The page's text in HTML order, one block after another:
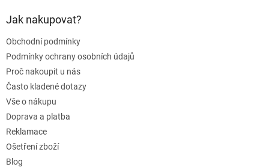
Jak nakupovat?
Obchodní podmínky
Podmínky ochrany osobních údajů
Proč nakoupit u nás
Často kladené dotazy
Vše o nákupu
Doprava a platba
Reklamace
Ošetření zboží
Blog